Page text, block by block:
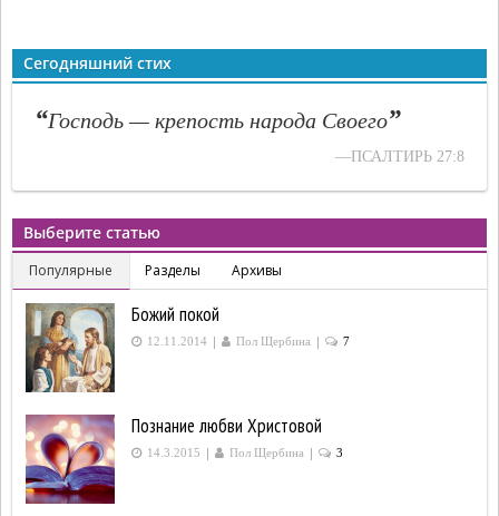
Сегодняшний стих
“Господь — крепость народа Своего”
—ПСАЛТИРЬ 27:8
Выберите статью
Популярные Разделы Архивы
Божий покой
12.11.2014 | Пол Щербина | 7
Познание любви Христовой
14.3.2015 | Пол Щербина | 3